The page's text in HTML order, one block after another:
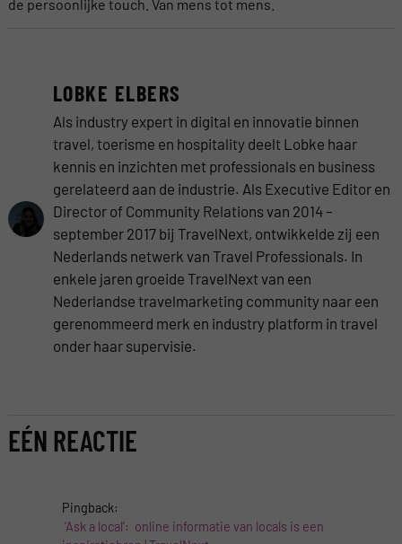
de persoonlijke touch. Van mens tot mens.
LOBKE ELBERS
Als industry expert in digital en innovatie binnen
travel, toerisme en hospitality deelt Lobke haar
kennis en inzichten met professionals en business
gerelateerd aan de industrie. Als Executive Editor en
Director of Community Relations van 2014 –
september 2017 bij TravelNext, ontwikkelde zij een
Nederlands netwerk van Travel Professionals. In
enkele jaren groeide TravelNext van een
Nederlandse travelmarketing community naar een
gerenommeerd merk en industry platform in travel
onder haar supervisie.
EÉN REACTIE
Pingback:
‘Ask a local’: online informatie van locals is een